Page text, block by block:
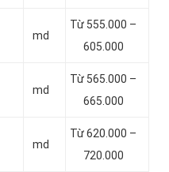
md
Từ 555.000 –
605.000
md
Từ 565.000 –
665.000
md
Từ 620.000 –
720.000